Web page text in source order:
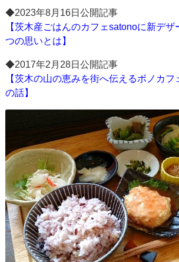
◆2023年8月16日公開記事
【茨木産ごはんのカフェsatonoに新デ
つの思いとは】
◆2017年2月28日公開記事
【茨木の山の恵みを街へ伝えるボノカ
の話】